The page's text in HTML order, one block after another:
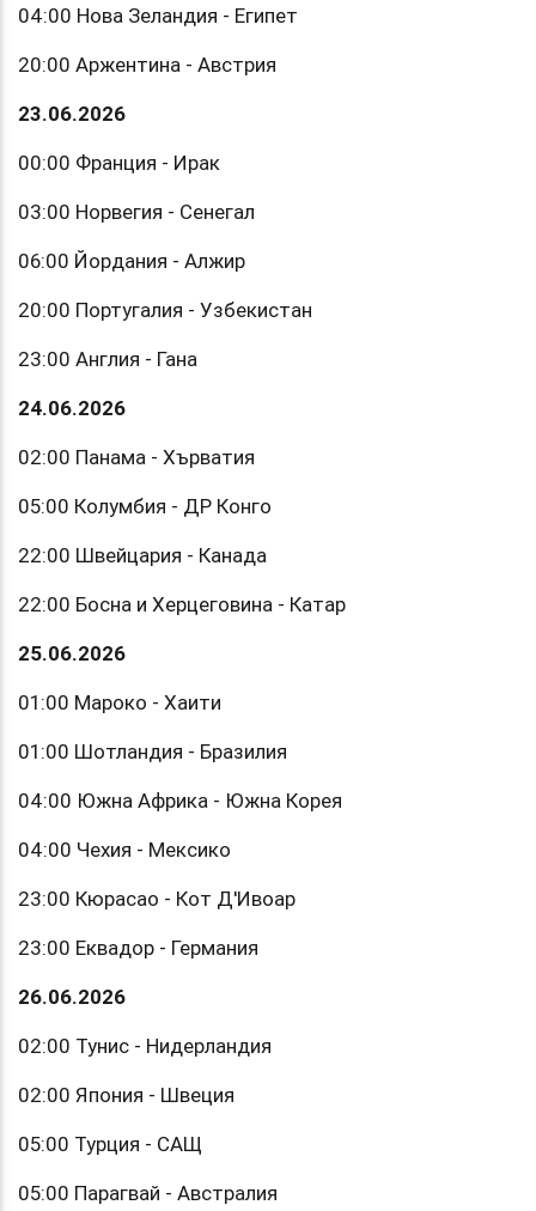
04:00 Нова Зеландия - Египет
20:00 Аржентина - Австрия
23.06.2026
00:00 Франция - Ирак
03:00 Норвегия - Сенегал
06:00 Йордания - Алжир
20:00 Португалия - Узбекистан
23:00 Англия - Гана
24.06.2026
02:00 Панама - Хърватия
05:00 Колумбия - ДР Конго
22:00 Швейцария - Канада
22:00 Босна и Херцеговина - Катар
25.06.2026
01:00 Мароко - Хаити
01:00 Шотландия - Бразилия
04:00 Южна Африка - Южна Корея
04:00 Чехия - Мексико
23:00 Кюрасао - Кот Д'Ивоар
23:00 Еквадор - Германия
26.06.2026
02:00 Тунис - Нидерландия
02:00 Япония - Швеция
05:00 Турция - САЩ
05:00 Парагвай - Австралия